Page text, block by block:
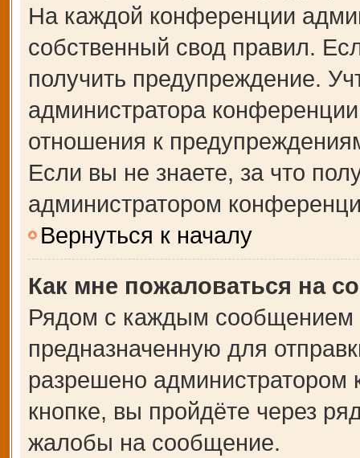
На каждой конференции
собственный свод правил.
получить предупреждение.
администратора
отношения к
Если вы не знаете, за что
администратором
Вернуться к началу
Как мне пожаловаться на
Рядом с каждым сообщением
предназначенную для
разрешено
кнопке, вы пройдёте через
жалобы на сообщение.